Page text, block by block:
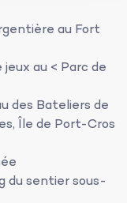
au Fort
au < Parc de
des Bateliers de
Île de Port-Cros
du sentier sous-